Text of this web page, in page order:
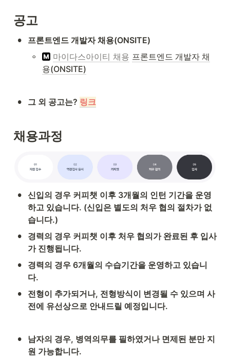
공고
• 프론트엔드 개발자 채용(ONSITE)
◦ 마이다스아이티 채용 프론트엔드 개발자 채
용(ONSITE)
• 그 외 공고는? 링크
채용과정
• 신입의 경우 커피챗 이후 3개월의 인턴 기간을 운영
하고 있습니다. (신입은 별도의 처우 협의 절차가 없
습니다.)
•
경력의 경우 커피챗 이후 처우 협의가 완료된 후 입사
가 진행됩니다.
•
경력의 경우 6개월의 수습기간을 운영하고 있습니
다.
•
전형이 추가되거나, 전형방식이 변경될 수 있으며 사
전에 유선상으로 안내드릴 예정입니다.
•
남자의 경우, 병역의무를 필하였거나 면제된 분만 지
원 가능합니다.